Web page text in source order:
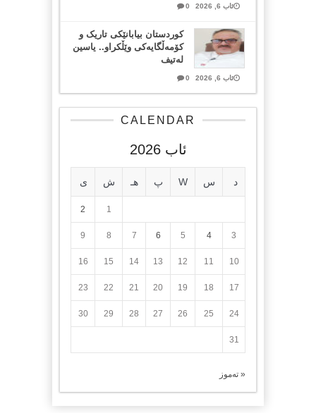
ئاب 6, 2026 0
کوردستان بیابانێکی تاریک و
کۆمەڵگایەکی وێڵکراو.. یاسین
لەتیف
ئاب 6, 2026 0
CALENDAR
ئاب 2026
د س W پ هـ ش ی
1
2
3
4
5
6
7
8
9
10
11
12
13
14
15
16
17
18
19
20
21
22
23
24
25
26
27
28
29
30
31
« تەموز